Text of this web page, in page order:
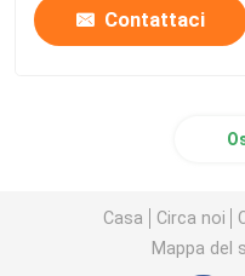
Contattaci
Casa Circa noi
Mappa del